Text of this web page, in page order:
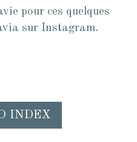
pour ces quelques
sur Instagram.
INDEX